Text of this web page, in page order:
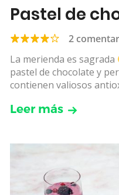
Pastel de
2
La merienda es sagrada
pastel de chocolate y
contienen valiosos
Leer más